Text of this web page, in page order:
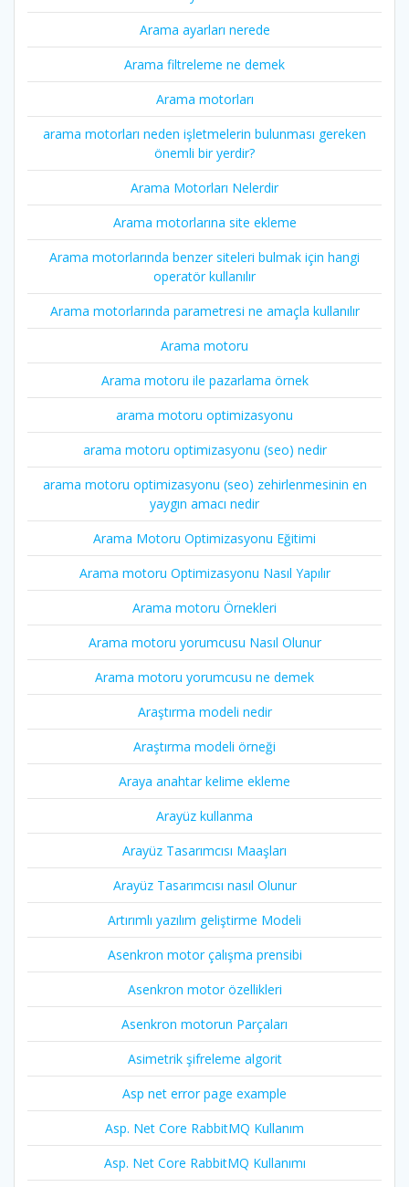
Arama ayarları nerede
Arama filtreleme ne demek
Arama motorları
arama motorları neden işletmelerin bulunması gereken
önemli bir yerdir?
Arama Motorları Nelerdir
Arama motorlarına site ekleme
Arama motorlarında benzer siteleri bulmak için hangi
operatör kullanılır
Arama motorlarında parametresi ne amaçla kullanılır
Arama motoru
Arama motoru ile pazarlama örnek
arama motoru optimizasyonu
arama motoru optimizasyonu (seo) nedir
arama motoru optimizasyonu (seo) zehirlenmesinin en
yaygın amacı nedir
Arama Motoru Optimizasyonu Eğitimi
Arama motoru Optimizasyonu Nasıl Yapılır
Arama motoru Örnekleri
Arama motoru yorumcusu Nasıl Olunur
Arama motoru yorumcusu ne demek
Araştırma modeli nedir
Araştırma modeli örneği
Araya anahtar kelime ekleme
Arayüz kullanma
Arayüz Tasarımcısı Maaşları
Arayüz Tasarımcısı nasıl Olunur
Artırımlı yazılım geliştirme Modeli
Asenkron motor çalışma prensibi
Asenkron motor özellikleri
Asenkron motorun Parçaları
Asimetrik şifreleme algorit
Asp net error page example
Asp. Net Core RabbitMQ Kullanım
Asp. Net Core RabbitMQ Kullanımı